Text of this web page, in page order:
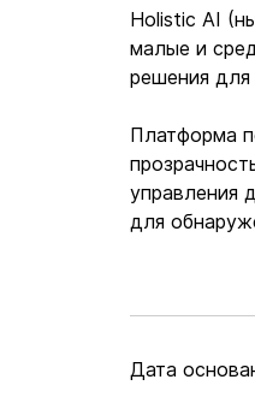
Holistic AI
малые и
решения для
Платформа
управления
для
Дата